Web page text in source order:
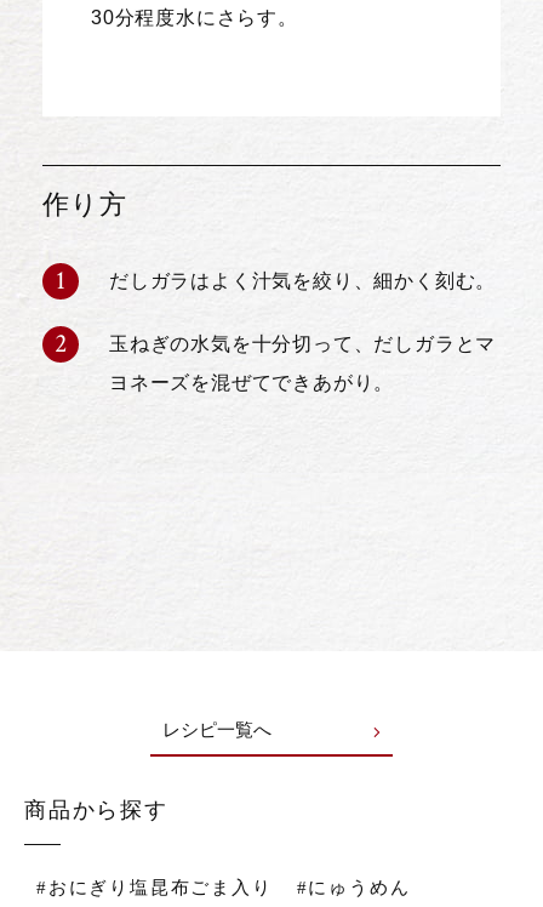
30分程度水にさらす。
作り方
だしガラはよく汁気を絞り、細かく刻む。
玉ねぎの水気を十分切って、だしガラとマ
ヨネーズを混ぜてできあがり。
レシピ一覧へ
商品から探す
#おにぎり塩昆布ごま入り
#にゅうめん